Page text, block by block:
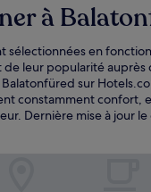
à
sélectionnées en
de leur popularité auprès
sur
constamment confort,
Dernière mise à jour le